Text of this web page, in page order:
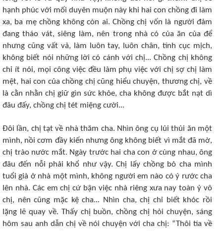
hạnh phúc với mối duyên muộn này khi hai con chồng đi làm
xa, ba mẹ chồng không còn ai. Chồng chị vốn là người đảm
đang tháo vát, siêng làm, nên trong nhà có của ăn của để
nhưng cũng vất vả, làm luôn tay, luôn chân, tính cục mịch,
không biết nói những lời có cánh với chị... Chồng chị không
chỉ ít nói, mọi công việc đều làm phụ việc với chị sợ chị làm
mệt, hai con của chồng chị cũng hiểu chuyện, thương chị, về
là cằn nhằn chị giữ gìn sức khỏe, cha không được bắt nạt dì
đâu đấy, chồng chị tét miệng cười...
Đôi lần, chị tạt về nhà thăm cha. Nhìn ông cụ lủi thủi ăn một
mình, nồi cơm đầy kiến nhưng ông không biết vì mắt đã mờ,
chị trào nước mắt. Ngày trước hai cha con ở cùng nhau, ông
đâu đến nỗi phải khổ như vậy. Chị lấy chồng bỏ cha mình
tuổi già ở nhà một mình, không người em nào có ý rước cha
lên nhà. Các em chị cứ bận việc nhà riêng xưa nay toàn ỷ vô
chị, nên cũng mặc kệ cha... Nhìn cha, chị chỉ biết khóc rồi
lặng lẽ quay về. Thấy chị buồn, chồng chị hỏi chuyện, sáng
hôm sau anh dẫn chị về nói chuyện với cha chị: “Thôi tía về